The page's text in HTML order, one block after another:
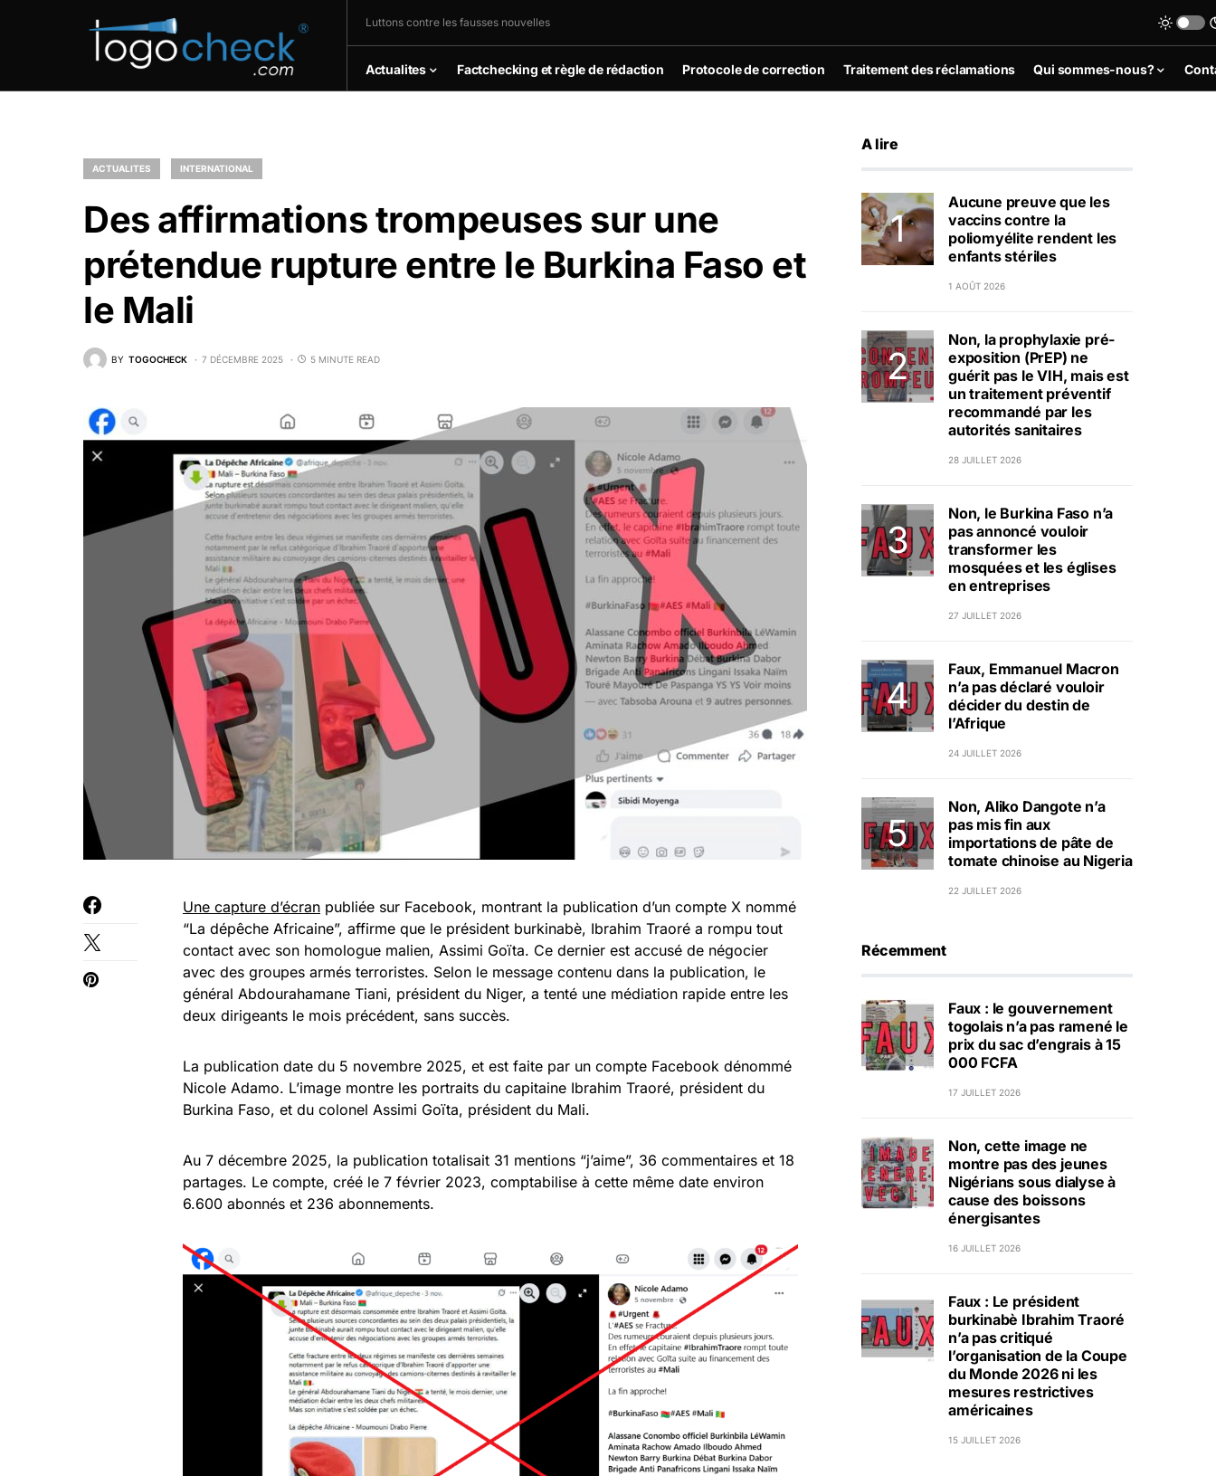
Luttons contre les fausses nouvelles
Actualites Factchecking et règle de rédaction Protocole de correction Traitement des réclamations Qui sommes-nous?
ACTUALITES INTERNATIONAL
Des affirmations trompeuses sur une
prétendue rupture entre le Burkina Faso et
le Mali
BY TOGOCHECK 7 DÉCEMBRE 2025 5 MINUTE READ
Une capture d’écran publiée sur Facebook, montrant la publication d’un compte X nommé
“La dépêche Africaine”, affirme que le président burkinabè, Ibrahim Traoré a rompu tout
contact avec son homologue malien, Assimi Goïta. Ce dernier est accusé de négocier
avec des groupes armés terroristes. Selon le message contenu dans la publication, le
général Abdourahamane Tiani, président du Niger, a tenté une médiation rapide entre les
deux dirigeants le mois précédent, sans succès.
La publication date du 5 novembre 2025, et est faite par un compte Facebook dénommé
Nicole Adamo. L’image montre les portraits du capitaine Ibrahim Traoré, président du
Burkina Faso, et du colonel Assimi Goïta, président du Mali.
Au 7 décembre 2025, la publication totalisait 31 mentions “j’aime”, 36 commentaires et 18
partages. Le compte, créé le 7 février 2023, comptabilise à cette même date environ
6.600 abonnés et 236 abonnements.
A lire
Aucune preuve que les
vaccins contre la
poliomyélite rendent les
enfants stériles
1 AOÛT 2026
Non, la prophylaxie pré-
exposition (PrEP) ne
guérit pas le VIH, mais est
un traitement préventif
recommandé par les
autorités sanitaires
28 JUILLET 2026
Non, le Burkina Faso n’a
pas annoncé vouloir
transformer les
mosquées et les églises
en entreprises
27 JUILLET 2026
Faux, Emmanuel Macron
n’a pas déclaré vouloir
décider du destin de
l’Afrique
24 JUILLET 2026
Non, Aliko Dangote n’a
pas mis fin aux
importations de pâte de
tomate chinoise au Nigeria
22 JUILLET 2026
Récemment
Faux : le gouvernement
togolais n’a pas ramené le
prix du sac d’engrais à 15
000 FCFA
17 JUILLET 2026
Non, cette image ne
montre pas des jeunes
Nigérians sous dialyse à
cause des boissons
énergisantes
16 JUILLET 2026
Faux : Le président
burkinabè Ibrahim Traoré
n’a pas critiqué
l’organisation de la Coupe
du Monde 2026 ni les
mesures restrictives
américaines
15 JUILLET 2026